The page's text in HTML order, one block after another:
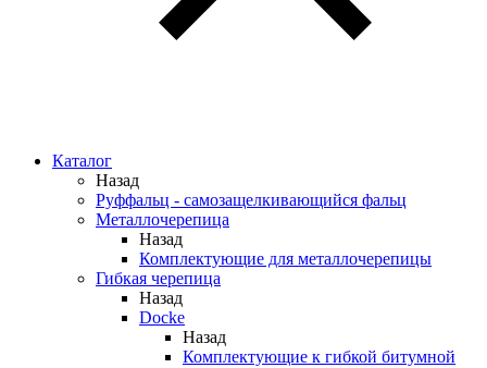
Каталог
Назад
Руффальц - самозащелкивающийся фальц
Металлочерепица
Назад
Комплектующие для металлочерепицы
Гибкая черепица
Назад
Docke
Назад
Комплектующие к гибкой битумной